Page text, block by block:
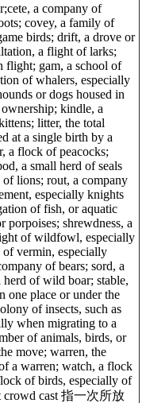
a company of
covey, a family of
birds; drift, a drove or
a flight of larks;
gam, a school of
of whalers, especially
or dogs housed in
kindle, a
litter, the total
at a single birth by a
a flock of peacocks;
a small herd of seals
lions; rout, a company
especially knights
of fish, or aquatic
porpoises; shrewdness, a
of wildfowl, especially
of vermin, especially
of bears; sord, a
of wild boar; stable,
one place or under the
of insects, such as
when migrating to a
of animals, birds, or
move; warren, the
a warren; watch, a flock
of birds, especially of
crowd cast 指一次所放